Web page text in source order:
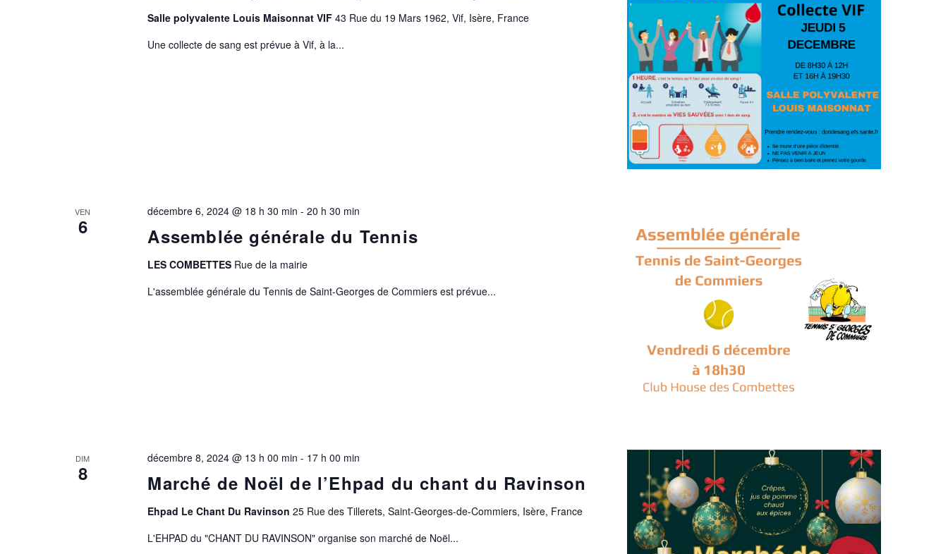
Salle polyvalente Louis Maisonnat VIF43 Rue du 19 Mars 1962, Vif, Isère, France
Une collecte de sang est prévue à Vif, à la...
VEN
6 Assemblée générale du Tennis
décembre 6, 2024 @ 18 h 30 min -20 h 30 min
LES COMBETTES Rue de la mairie
L'assemblée générale du Tennis de Saint-Georges de Commiers est prévue...
DIM
8 Marché de Noël de l’Ehpad du chant du Ravinson
décembre 8, 2024 @ 13 h 00 min - 17 h 00 min
Ehpad Le Chant Du Ravinson25 Rue des Tillerets, Saint-Georges-de-Commiers, Isère, France
L'EHPAD du "CHANT DU RAVINSON" organise son marché de Noël...